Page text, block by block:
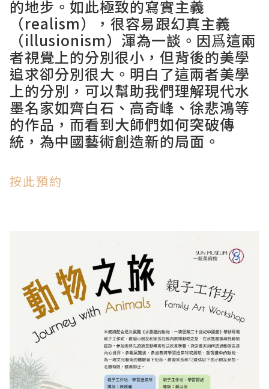
的地步。如此極致的寫實主義
（realism），很容易跟幻真主義
（illusionism）渾為一談。因爲這兩
者視覺上的分別很小，但背後的美學
追求卻分別很大。明白了這兩者美學
上的分別，可以幫助我們理解現代水
墨名家如齊白石、高奇峰、徐悲鴻等
的作品，而看到大師們如何突破傳
統，為中國藝術創造新的局面。
按此預約